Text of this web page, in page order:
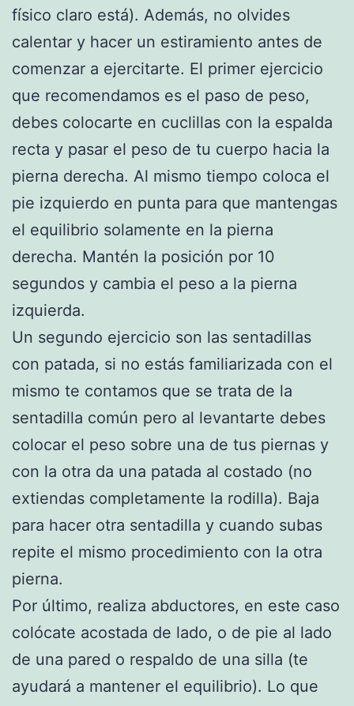
físico claro está). Además, no olvides
calentar y hacer un estiramiento antes de
comenzar a ejercitarte. El primer ejercicio
que recomendamos es el paso de peso,
debes colocarte en cuclillas con la espalda
recta y pasar el peso de tu cuerpo hacia la
pierna derecha. Al mismo tiempo coloca el
pie izquierdo en punta para que mantengas
el equilibrio solamente en la pierna
derecha. Mantén la posición por 10
segundos y cambia el peso a la pierna
izquierda.
Un segundo ejercicio son las sentadillas
con patada, si no estás familiarizada con el
mismo te contamos que se trata de la
sentadilla común pero al levantarte debes
colocar el peso sobre una de tus piernas y
con la otra da una patada al costado (no
extiendas completamente la rodilla). Baja
para hacer otra sentadilla y cuando subas
repite el mismo procedimiento con la otra
pierna.
Por último, realiza abductores, en este caso
colócate acostada de lado, o de pie al lado
de una pared o respaldo de una silla (te
ayudará a mantener el equilibrio). Lo que